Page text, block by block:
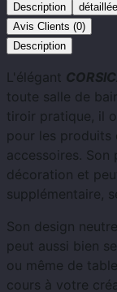
Description
Avis Clients (0)
Description
L'élégant
toute salle de
tiroir pratique, il
pour les produits
accessoires. Son
décoration et
supplémentaire,
Son design
peut aussi bien
ou même de
cours à votre